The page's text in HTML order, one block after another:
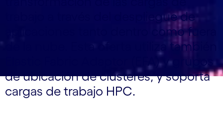
trabajo a través del despliegue de
aplicaciones tanto dentro como fuera
de la nube. Esta oferta utiliza también
Elastic Fabric Adaptor (EFA) y grupos
de ubicación de clústeres, y soporta
cargas de trabajo HPC.